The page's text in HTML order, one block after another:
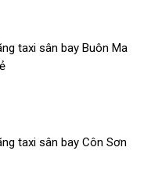
taxi sân bay Buôn Ma
taxi sân bay Côn Sơn